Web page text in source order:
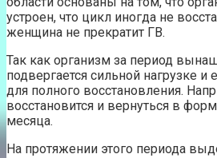
устроен, что цикл иногда не
женщина не прекратит ГВ.
Так как организм за период
подвергается сильной нагрузке
для полного восстановления.
восстановится и вернуться в
месяца.
На протяжении этого периода